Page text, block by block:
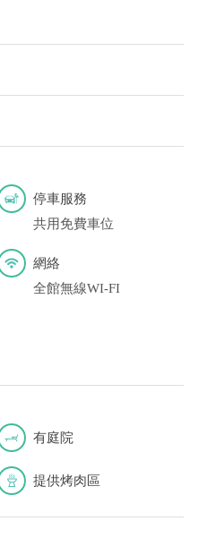
匯款： [
任何款項後，請記得與業者
停車服務
共用免費車位
網絡
全館無線WI-FI
有庭院
提供烤肉區